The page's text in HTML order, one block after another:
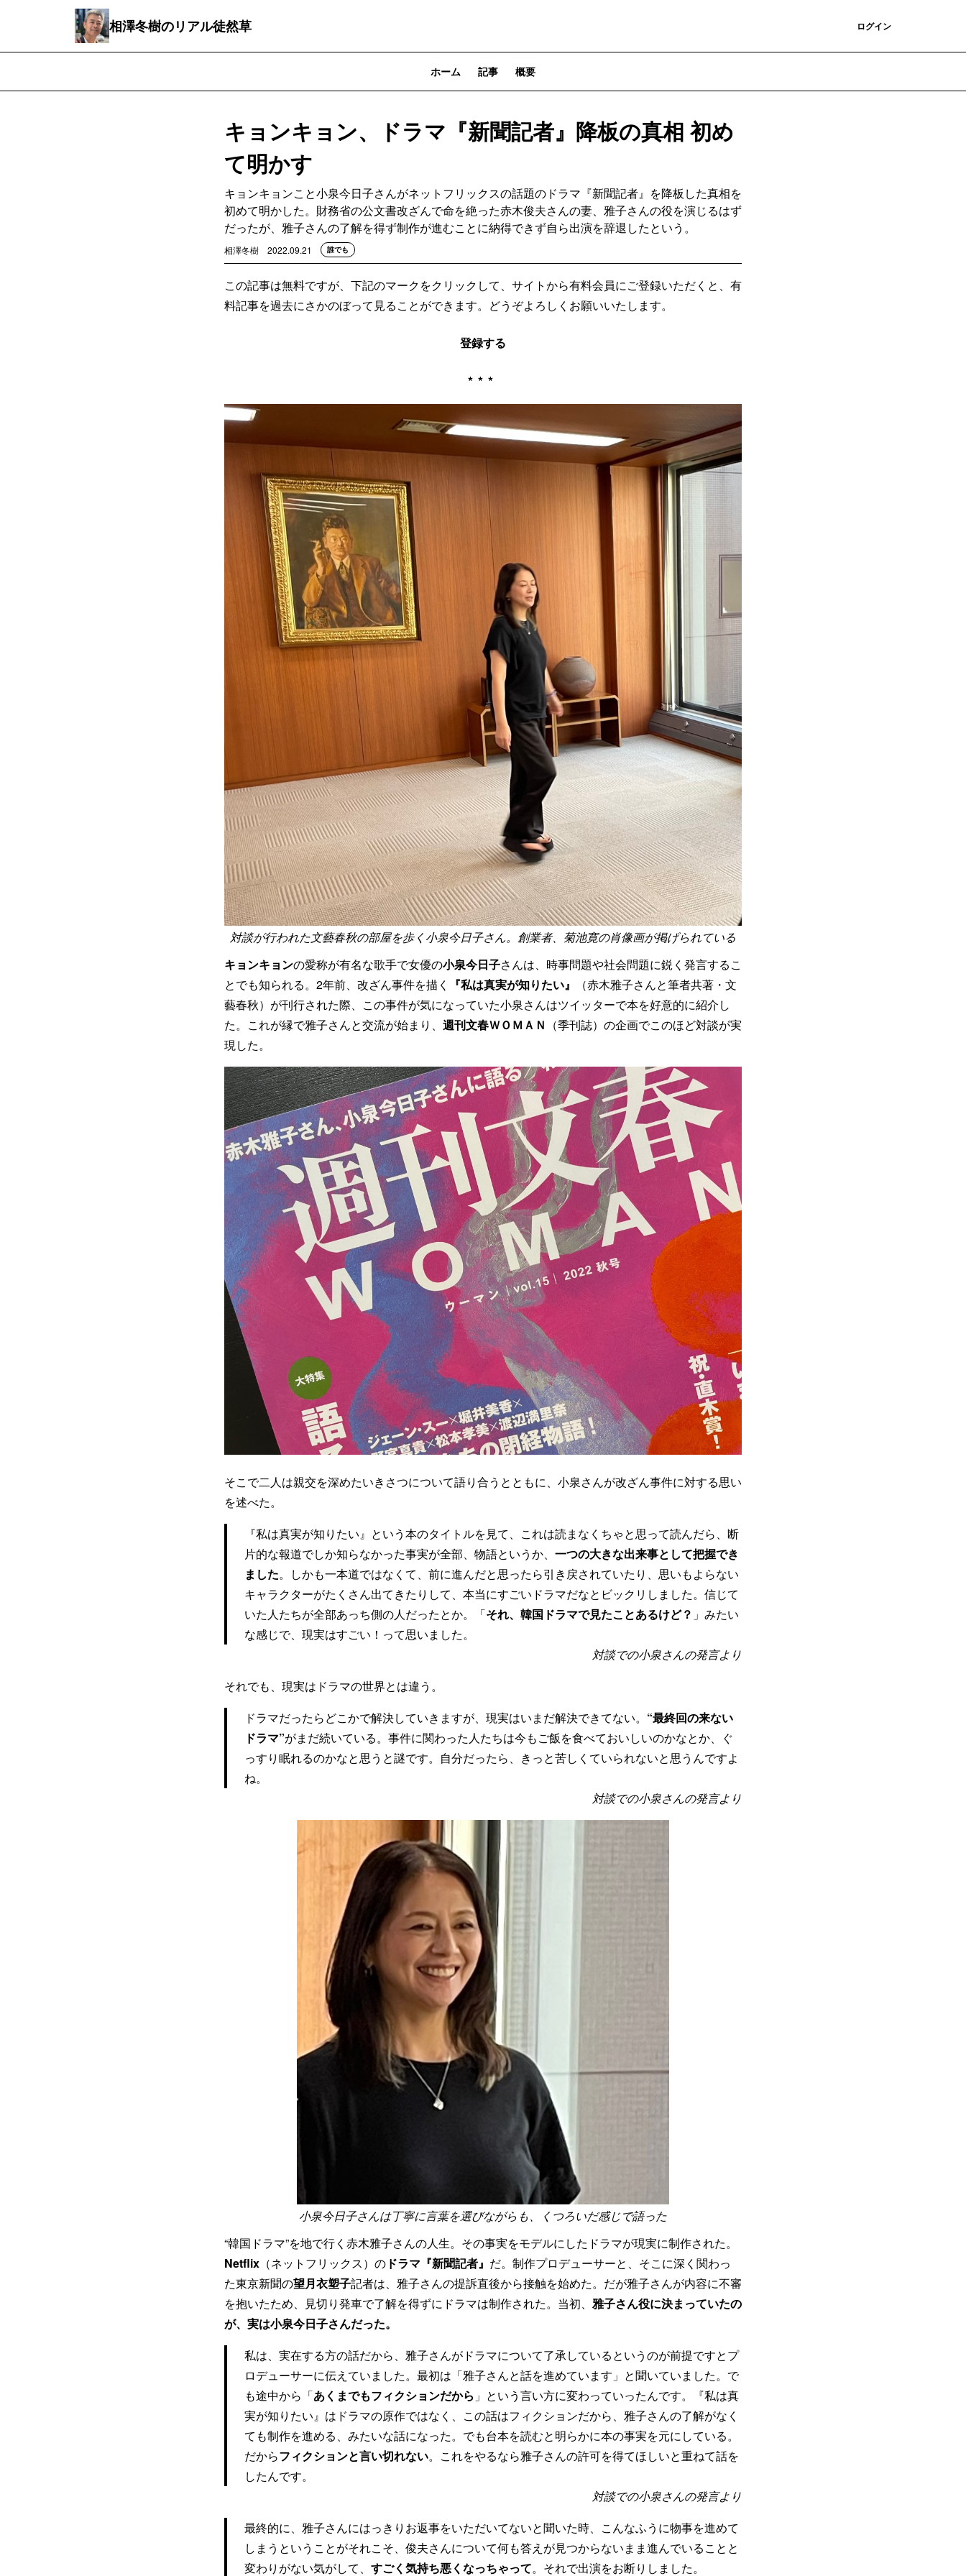
相澤冬樹のリアル徒然草 ログイン
ホーム 記事 概要
キョンキョン、ドラマ『新聞記者』降板の真相 初め
て明かす
キョンキョンこと小泉今日子さんがネットフリックスの話題のドラマ『新聞記者』を降板した真相を
初めて明かした。財務省の公文書改ざんで命を絶った赤木俊夫さんの妻、雅子さんの役を演じるはず
だったが、雅子さんの了解を得ず制作が進むことに納得できず自ら出演を辞退したという。
相澤冬樹 2022.09.21 誰でも
この記事は無料ですが、下記のマークをクリックして、サイトから有料会員にご登録いただくと、有
料記事を過去にさかのぼって見ることができます。どうぞよろしくお願いいたします。
登録する
***
対談が行われた文藝春秋の部屋を歩く小泉今日子さん。創業者、菊池寛の肖像画が掲げられている
キョンキョンの愛称が有名な歌手で女優の小泉今日子さんは、時事問題や社会問題に鋭く発言するこ
とでも知られる。2年前、改ざん事件を描く
『私は真実が知りたい』
（赤木雅子さんと筆者共著・文
藝春秋）が刊行された際、この事件が気になっていた小泉さんはツイッターで本を好意的に紹介し
た。これが縁で雅子さんと交流が始まり、 週刊文春ＷＯＭＡＮ （季刊誌）の企画でこのほど対談が実
現した。
そこで二人は親交を深めたいきさつについて語り合うとともに、小泉さんが改ざん事件に対する思い
を述べた。
『私は真実が知りたい』という本のタイトルを見て、これは読まなくちゃと思って読んだら、断
片的な報道でしか知らなかった事実が全部、物語というか、 一つの大きな出来事として把握でき
ました。しかも一本道ではなくて、前に進んだと思ったら引き戻されていたり、思いもよらない
キャラクターがたくさん出てきたりして、本当にすごいドラマだなとビックリしました。信じて
いた人たちが全部あっち側の人だったとか。「それ、韓国ドラマで見たことあるけど？ 」みたい
な感じで、現実はすごい！って思いました。
対談での小泉さんの発言より
それでも、現実はドラマの世界とは違う。
ドラマだったらどこかで解決していきますが、現実はいまだ解決できてない。 “最終回の来ない
ドラマ”がまだ続いている。事件に関わった人たちは今もご飯を食べておいしいのかなとか、ぐ
っすり眠れるのかなと思うと謎です。自分だったら、きっと苦しくていられないと思うんですよ
ね。
対談での小泉さんの発言より
小泉今日子さんは丁寧に言葉を選びながらも、くつろいだ感じで語った
“韓国ドラマ”を地で行く赤木雅子さんの人生。その事実をモデルにしたドラマが現実に制作された。
Netflix （ネットフリックス）の ドラマ『新聞記者』 だ。制作プロデューサーと、そこに深く関わっ
た東京新聞の望月衣塑子記者は、雅子さんの提訴直後から接触を始めた。だが雅子さんが内容に不審
を抱いたため、見切り発車で了解を得ずにドラマは制作された。当初、 雅子さん役に決まっていたの
が、実は小泉今日子さんだった。
私は、実在する方の話だから、雅子さんがドラマについて了承しているというのが前提ですとプ
ロデューサーに伝えていました。最初は「雅子さんと話を進めています」と聞いていました。で
も途中から「あくまでもフィクションだから 」という言い方に変わっていったんです。『私は真
実が知りたい』はドラマの原作ではなく、この話はフィクションだから、雅子さんの了解がなく
ても制作を進める、みたいな話になった。でも台本を読むと明らかに本の事実を元にしている。
だからフィクションと言い切れない。これをやるなら雅子さんの許可を得てほしいと重ねて話を
したんです。
対談での小泉さんの発言より
最終的に、雅子さんにはっきりお返事をいただいてないと聞いた時、こんなふうに物事を進めて
しまうということがそれこそ、俊夫さんについて何も答えが見つからないまま進んでいることと
変わりがない気がして、 すごく気持ち悪くなっちゃって。それで出演をお断りしました。